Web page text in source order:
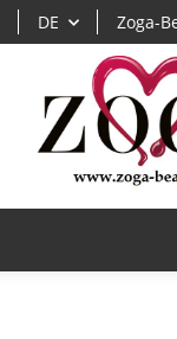
DE Zoga-